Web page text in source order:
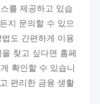
를 제공하고 있습
지 문의할 수 있으
도 간편하게 이용
찾고 싶다면 홈페
확인할 수 있습니
편리한 금융 생활